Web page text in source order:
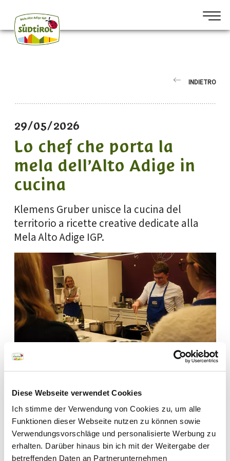
Diese Webseite verwendet Cookies
Ich stimme der Verwendung von Cookies zu, um alle
Funktionen dieser Webseite nutzen zu können sowie
Verwendungsvorschläge und personalisierte Werbung zu
erhalten. Darüber hinaus bin ich mit der Weitergabe der
betreffenden Daten an Partnerunternehmen
Newsletter
Vuoi scoprire i sapori
autentici del nostro
INDIETRO
29/05/2026
Lo chef che porta la
mela dell’Alto Adige in
cucina
Klemens Gruber unisce la cucina del
territorio a ricette creative dedicate alla
Mela Alto Adige IGP.
qualcosa che va oltre il piatto. Parla di stagioni, di
ingredienti autentici e del legame con ilterritorio . A 28
anni è cuoco e gestore della Latmor Alm al Passo
Costalunga, nella regione dolomitica Val d’Ega. Qui porta
avanti una cucina che rispetta le tradizioni altoatesine e
allo stesso tempo lascia spazio a nuove idee. Per un